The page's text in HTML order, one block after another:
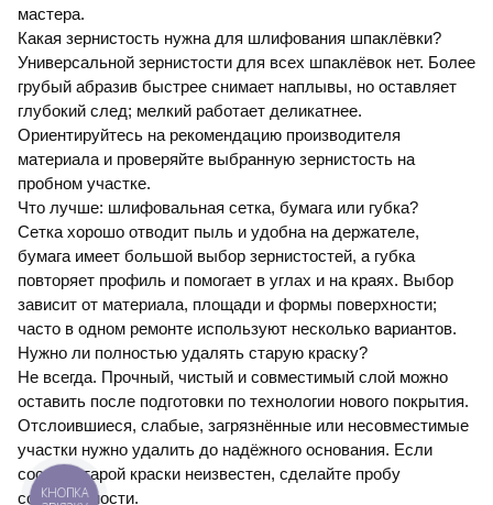
мастера.
Какая зернистость нужна для шлифования шпаклёвки?
Универсальной зернистости для всех шпаклёвок нет. Более
грубый абразив быстрее снимает наплывы, но оставляет
глубокий след; мелкий работает деликатнее.
Ориентируйтесь на рекомендацию производителя
материала и проверяйте выбранную зернистость на
пробном участке.
Что лучше: шлифовальная сетка, бумага или губка?
Сетка хорошо отводит пыль и удобна на держателе,
бумага имеет большой выбор зернистостей, а губка
повторяет профиль и помогает в углах и на краях. Выбор
зависит от материала, площади и формы поверхности;
часто в одном ремонте используют несколько вариантов.
Нужно ли полностью удалять старую краску?
Не всегда. Прочный, чистый и совместимый слой можно
оставить после подготовки по технологии нового покрытия.
Отслоившиеся, слабые, загрязнённые или несовместимые
участки нужно удалить до надёжного основания. Если
состав старой краски неизвестен, сделайте пробу
совместимости.
КНОПКА
ЗВ'ЯЗКУ